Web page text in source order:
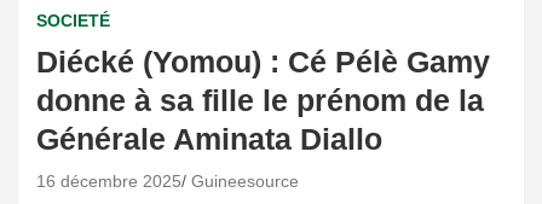
SOCIETÉ
Diécké (Yomou) : Cé Pélè Gamy
donne à sa fille le prénom de la
Générale Aminata Diallo
16 décembre 2025 Guineesource